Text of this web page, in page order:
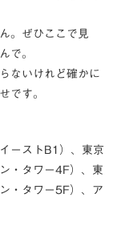
。ぜひここで見
で。
ないけれど確かに
です。
ーストB1）、東京
・タワー4F）、東
・タワー5F）、ア